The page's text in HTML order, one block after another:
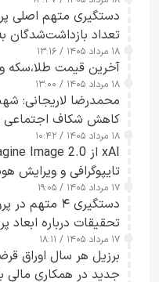
دستگیری متهم اصلی
تعداد بازداشت‌شدگان
۱۸ مرداد ۱۴۰۵ / ۱۳:۱۶
آخرین قیمت طلا،سکه و
۱۸ مرداد ۱۴۰۵ / ۱۳:۰۰
محمدرضا لاریجانی:
کاهش شکاف اجتماعی
۱۸ مرداد ۱۴۰۵ / ۱۰:۴۲
تایپوگرافی و ویرایش
۱۷ مرداد ۱۴۰۵ / ۱۹:۰۵
دستگیری ۴
تحقیقات درباره ابعاد
۱۷ مرداد ۱۴۰۵ / ۱۸:۱۱
برزیل هر سال اوراق
جدید در همکاری مالی